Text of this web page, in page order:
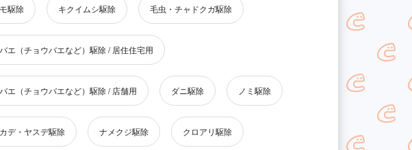
駆除 キクイムシ駆除 毛虫・チャドクガ駆除
エ（チョウバエなど）駆除 / 居住住宅用
エ（チョウバエなど）駆除 / 店舗用 ダニ駆除 ノミ駆除
デ・ヤスデ駆除 ナメクジ駆除 クロアリ駆除